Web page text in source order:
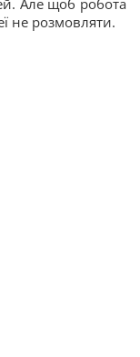
Але щоб робота
не розмовляти.